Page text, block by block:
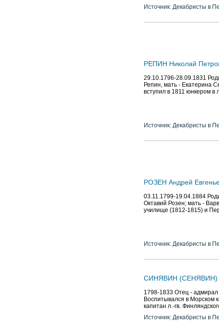
Источник: Декабристы в
РЕПИН Николай
29.10.1796-28.09.1831
Репин, мать - Екатерина
вступил в 1811 юнкером в
Источник: Декабристы в
РОЗЕН Андрей
03.11.1799-19.04.1884
Октавий Розен; мать -
училище (1812-1815) и
Источник: Декабристы в
СИНЯВИН (СЕНЯВИН)
1798-1833 Отец -
Воспитывался в Морском
капитан л.-гв.
Источник: Декабристы в